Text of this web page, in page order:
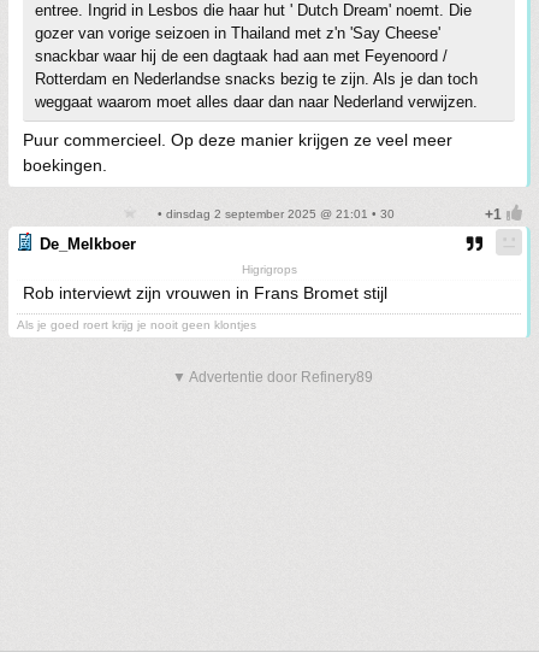
entree. Ingrid in Lesbos die haar hut ' Dutch Dream' noemt. Die
gozer van vorige seizoen in Thailand met z'n 'Say Cheese'
snackbar waar hij de een dagtaak had aan met Feyenoord /
Rotterdam en Nederlandse snacks bezig te zijn. Als je dan toch
weggaat waarom moet alles daar dan naar Nederland verwijzen.
Puur commercieel. Op deze manier krijgen ze veel meer
boekingen.
• dinsdag 2 september 2025 @ 21:01 • 30
De_Melkboer
Higrigrops
Rob interviewt zijn vrouwen in Frans Bromet stijl
Als je goed roert krijg je nooit geen klontjes
▼ Advertentie door Refinery89